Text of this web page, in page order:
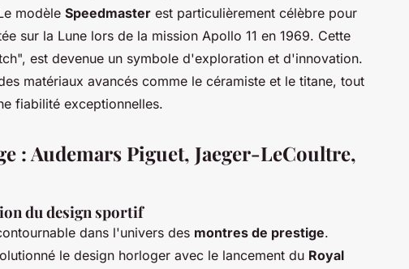
modèle Speedmaster est particulièrement célèbre pour
sur la Lune lors de la mission Apollo 11 en 1969. Cette
est devenue un symbole d'exploration et d'innovation.
matériaux avancés comme le céramiste et le titane, tout
fiabilité exceptionnelles.
: Audemars Piguet, Jaeger-LeCoultre,
du design sportif
dans l'univers des montres de prestige.
le design horloger avec le lancement du Royal